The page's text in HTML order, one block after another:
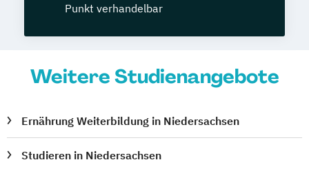
Punkt verhandelbar
Weitere Studienangebote
Ernährung Weiterbildung in Niedersachsen
Studieren in Niedersachsen